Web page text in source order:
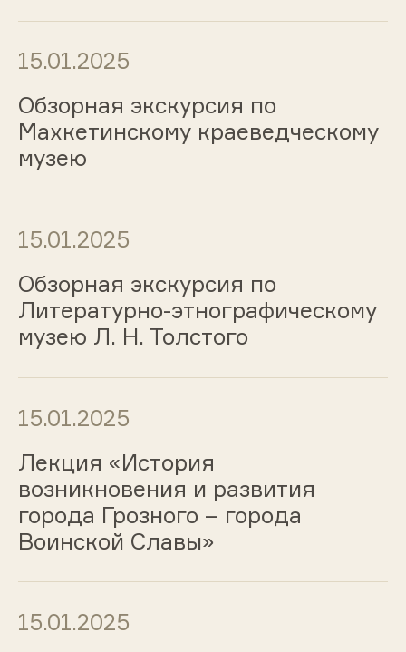
15.01.2025
Обзорная экскурсия по
Махкетинскому краеведческому
музею
15.01.2025
Обзорная экскурсия по
Литературно-этнографическому
музею Л. Н. Толстого
15.01.2025
Лекция «История
возникновения и развития
города Грозного – города
Воинской Славы»
15.01.2025